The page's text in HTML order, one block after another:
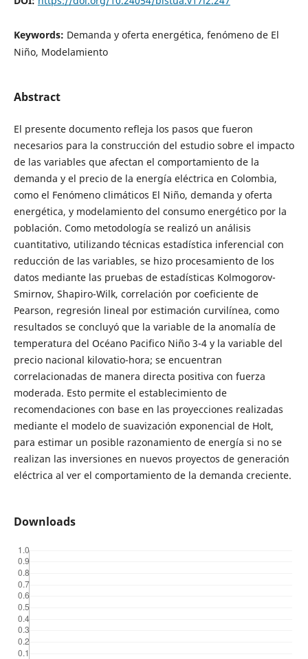
Keywords: Demanda y oferta energética, fenómeno de El
Niño, Modelamiento
Abstract
El presente documento refleja los pasos que fueron
necesarios para la construcción del estudio sobre el impacto
de las variables que afectan el comportamiento de la
demanda y el precio de la energía eléctrica en Colombia,
como el Fenómeno climáticos El Niño, demanda y oferta
energética, y modelamiento del consumo energético por la
población. Como metodología se realizó un análisis
cuantitativo, utilizando técnicas estadística inferencial con
reducción de las variables, se hizo procesamiento de los
datos mediante las pruebas de estadísticas Kolmogorov-
Smirnov, Shapiro-Wilk, correlación por coeficiente de
Pearson, regresión lineal por estimación curvilínea, como
resultados se concluyó que la variable de la anomalía de
temperatura del Océano Pacifico Niño 3-4 y la variable del
precio nacional kilovatio-hora; se encuentran
correlacionadas de manera directa positiva con fuerza
moderada. Esto permite el establecimiento de
recomendaciones con base en las proyecciones realizadas
mediante el modelo de suavización exponencial de Holt,
para estimar un posible razonamiento de energía si no se
realizan las inversiones en nuevos proyectos de generación
eléctrica al ver el comportamiento de la demanda creciente.
Downloads